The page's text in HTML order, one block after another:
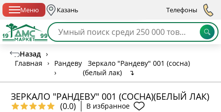
Меню Казань Телефоны
Назад ›
Главная
›
Рандеву
›
Зеркало "Рандеву" 001 (сосна)
(белый лак)
↴
ЗЕРКАЛО "РАНДЕВУ" 001 (СОСНА)(БЕЛЫЙ ЛАК)
(0.0) В избранное